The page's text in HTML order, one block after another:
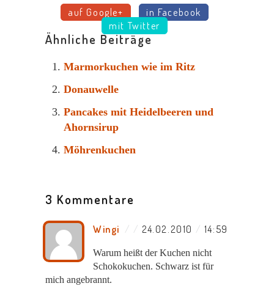
auf Google+
in Facebook
mit Twitter
Ähnliche Beiträge
Marmorkuchen wie im Ritz
Donauwelle
Pancakes mit Heidelbeeren und
Ahornsirup
Möhrenkuchen
3 Kommentare
Wingi / 24.02.2010 / 14:59
Warum heißt der Kuchen nicht
Schokokuchen. Schwarz ist für
mich angebrannt.